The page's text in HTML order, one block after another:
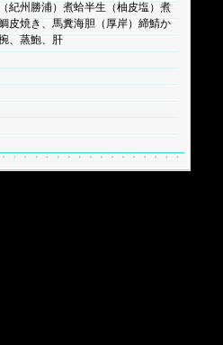
紀州勝浦）煮蛤半生（柚皮塩）煮
皮焼き、馬糞海胆（厚岸）締鯖か
、蒸鮑、肝